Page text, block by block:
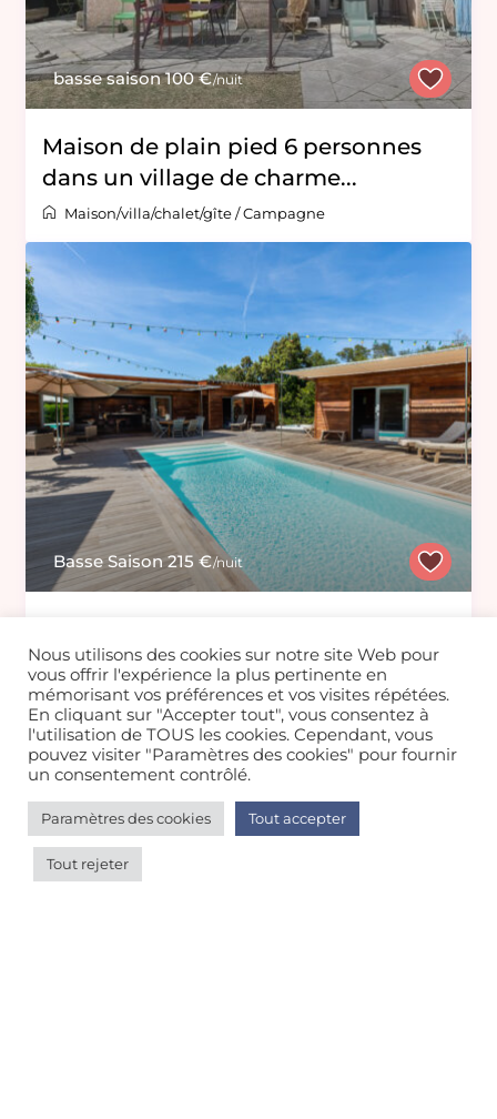
basse saison 100 €/nuit
Maison de plain pied 6 personnes
dans un village de charme...
Maison/villa/chalet/gîte/Campagne
Basse Saison 215 €/nuit
maquis, piscine privée c
Maison/villa/chalet/gîte/Bord de mer/océan
6 7 8 9 10
Nous utilisons des cookies sur notre site Web pour
vous offrir l'expérience la plus pertinente en
mémorisant vos préférences et vos visites répétées.
En cliquant sur "Accepter tout", vous consentez à
l'utilisation de TOUS les cookies. Cependant, vous
pouvez visiter "Paramètres des cookies" pour fournir
un consentement contrôlé.
Paramètres des cookies Tout accepter
Tout rejeter